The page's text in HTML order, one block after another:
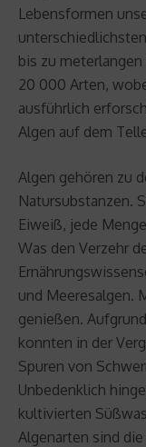
Lebensformen
bis zu
20 000 Arten,
ausführlich
Algen auf dem
Algen gehören zu
Natursubstanzen.
Eiweiß, jede
Was den Verzehr
und Meeresalgen.
genießen.
konnten in der
Spuren von
Unbedenklich
kultivierten
Algenarten sind